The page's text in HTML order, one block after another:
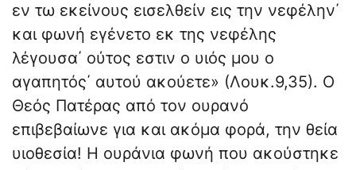
εν τω εκείνους εισελθείν εις την νεφέλην΄
και φωνή εγένετο εκ της νεφέλης
λέγουσα΄ ούτος εστιν ο υιός μου ο
αγαπητός΄ αυτού ακούετε» (Λουκ.9,35). Ο
Θεός Πατέρας από τον ουρανό
επιβεβαίωνε για και ακόμα φορά, την θεία
υιοθεσία! Η ουράνια φωνή που ακούστηκε